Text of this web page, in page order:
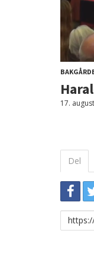
17.
Del
Link
for